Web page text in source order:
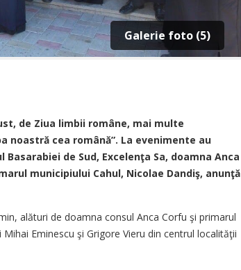
Galerie foto (5)
de Ziua limbii române, mai multe
noastră cea română”. La evenimente au
de Sud, Excelenţa Sa, doamna Anca
municipiului Cahul, Nicolae Dandiş, anunţă
alături de doamna consul Anca Corfu şi primarul
Eminescu şi Grigore Vieru din centrul localităţii